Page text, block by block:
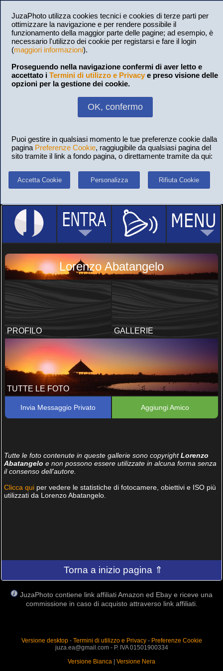
JuzaPhoto utilizza cookies tecnici e cookies di terze parti per
ottimizzare la navigazione e per rendere possibile il
funzionamento della maggior parte delle pagine; ad esempio, è
necessario l'utilizzo dei cookie per registarsi e fare il login
(maggiori informazioni).
Proseguendo nella navigazione confermi di aver letto e
accettato i Termini di utilizzo e Privacy e preso visione delle
opzioni per la gestione dei cookie.
OK, confermo
Puoi gestire in qualsiasi momento le tue preferenze cookie dalla
pagina Preferenze Cookie, raggiugibile da qualsiasi pagina del
sito tramite il link a fondo pagina, o direttamente tramite da qui:
Accetta Cookie Personalizza Rifiuta Cookie
Lorenzo Abatangelo
PROFILO GALLERIE
TUTTE LE FOTO
Invia Messaggio Privato
Aggiungi Amico
Tutte le foto contenute in queste gallerie sono copyrightLorenzo
Abatangelo e non possono essere utilizzate in alcuna forma senza
il consenso dell'autore.
Clicca quiper vedere le statistiche di fotocamere, obiettivi e ISO più
utilizzati da Lorenzo Abatangelo.
Torna a inizio pagina ⇑
JuzaPhoto contiene link affiliati Amazon ed Ebay e riceve una
commissione in caso di acquisto attraverso link affiliati.
Versione desktop- Termini di utilizzo e Privacy- Preferenze Cookie
juza.ea@gmail.com - P. IVA 01501900334
Versione Bianca
Versione Nera